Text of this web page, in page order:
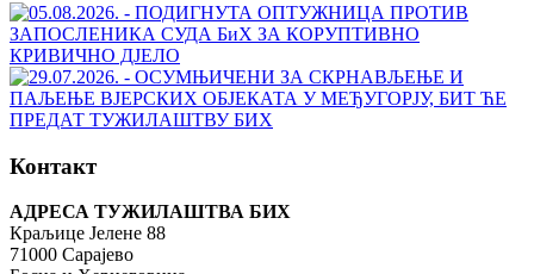
Контакт
АДРЕСА ТУЖИЛАШТВА БИХ
Краљице Јелене 88
71000 Сарајево